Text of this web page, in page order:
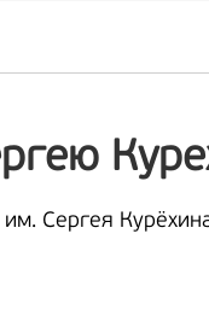
Сергея